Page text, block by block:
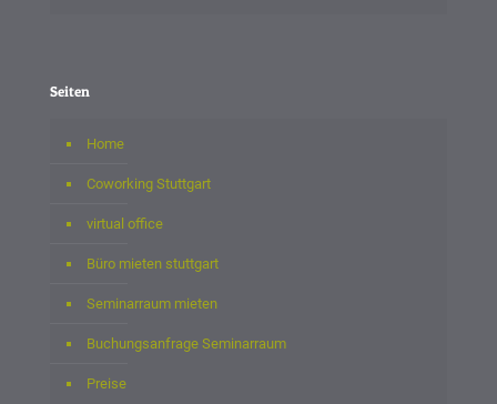
Seiten
Home
Coworking Stuttgart
virtual office
Büro mieten stuttgart
Seminarraum mieten
Buchungsanfrage Seminarraum
Preise